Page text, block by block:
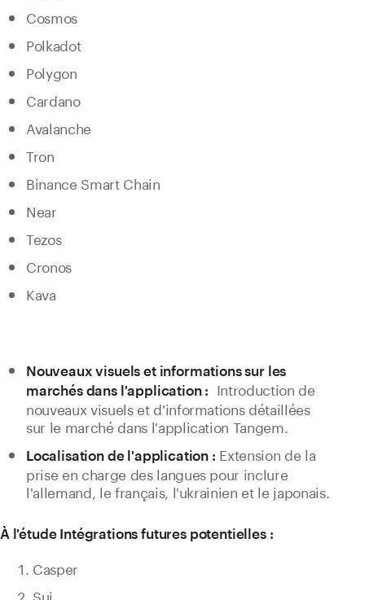
Cosmos
Polkadot
Polygon
Cardano
Avalanche
Tron
Binance Smart Chain
Near
Tezos
Cronos
Kava
Nouveaux visuels et informations sur les
marchés dans l'application : Introduction de
nouveaux visuels et d'informations détaillées
sur le marché dans l'application Tangem.
Localisation de l'application : Extension de la
prise en charge des langues pour inclure
l'allemand, le français, l'ukrainien et le japonais.
À l'étude Intégrations futures potentielles :
Casper
Sui